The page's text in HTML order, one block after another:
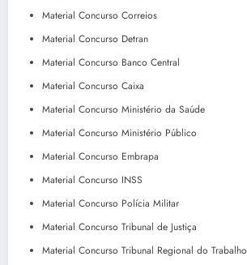
Material Concurso Correios
Material Concurso Detran
Material Concurso Banco Central
Material Concurso Caixa
Material Concurso Ministério da Saúde
Material Concurso Ministério Público
Material Concurso Embrapa
Material Concurso INSS
Material Concurso Polícia Militar
Material Concurso Tribunal de Justiça
Material Concurso Tribunal Regional do Trabalho